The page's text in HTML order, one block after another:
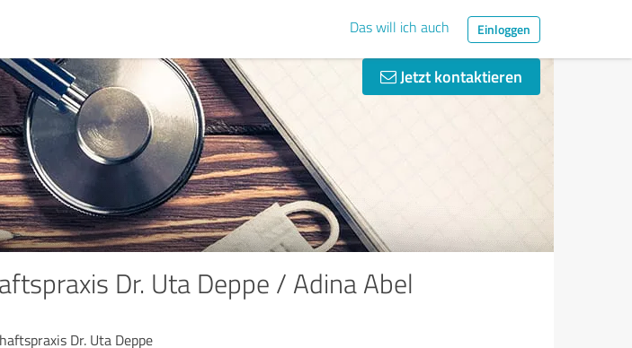
Das will ich auch Einloggen
Jetzt kontaktieren
Dr. Uta Deppe / Adina Abel
Dr. Uta Deppe